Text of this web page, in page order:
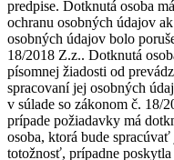
predpise. Dotknutá osoba má
ochranu osobných údajov
osobných údajov bolo
18/2018 Z.z.. Dotknutá
písomnej žiadosti od
spracovaní jej osobných
v súlade so zákonom č. 18/
prípade požiadavky má
osoba, ktorá bude
totožnosť, prípadne